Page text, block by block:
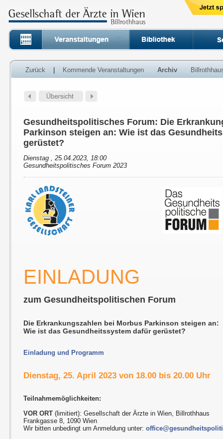
Zurück Kommende Veranstaltungen Archiv
Gesundheitspolitisches Forum: Die
Parkinson steigen an: Wie ist das
gerüstet?
Dienstag , 25.04.2023, 18:00
Gesundheitspolitisches Forum 2023
EINLADUNG
zum Gesundheitspolitischen Forum
Die Erkrankungszahlen bei Morbus Parkinson steigen an:
Wie ist das Gesundheitssystem dafür gerüstet?
Einladung und Programm
Dienstag, 25. April 2023 von 18.00 bis 20.00 Uhr
Teilnahmemöglichkeiten:
VOR ORT (limitiert): Gesellschaft der Ärzte in Wien, Billrothhaus
Frankgasse 8, 1090 Wien
Wir bitten unbedingt um Anmeldung unter: